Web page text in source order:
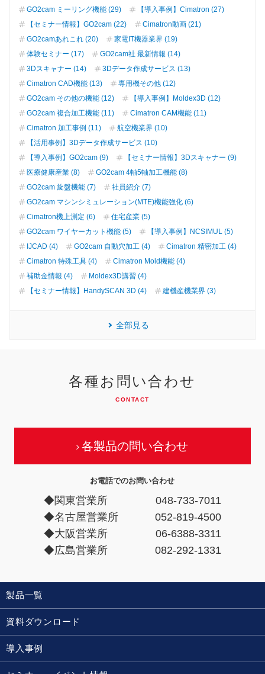
GO2cam ミーリング機能 (29)
【導入事例】Cimatron (27)
【セミナー情報】GO2cam (22)
Cimatron動画 (21)
GO2camあれこれ (20)
家電IT機器業界 (19)
体験セミナー (17)
GO2cam社 最新情報 (14)
3Dスキャナー (14)
3Dデータ作成サービス (13)
Cimatron CAD機能 (13)
専用機その他 (12)
GO2cam その他の機能 (12)
【導入事例】Moldex3D (12)
GO2cam 複合加工機能 (11)
Cimatron CAM機能 (11)
Cimatron 加工事例 (11)
航空機業界 (10)
【活用事例】3Dデータ作成サービス (10)
【導入事例】GO2cam (9)
【セミナー情報】3Dスキャナー (9)
医療健康産業 (8)
GO2cam 4軸5軸加工機能 (8)
GO2cam 旋盤機能 (7)
社員紹介 (7)
GO2cam マシンシミュレーション(MTE)機能強化 (6)
Cimatron機上測定 (6)
住宅産業 (5)
GO2cam ワイヤーカット機能 (5)
【導入事例】NCSIMUL (5)
IJCAD (4)
GO2cam 自動穴加工 (4)
Cimatron 精密加工 (4)
Cimatron 特殊工具 (4)
Cimatron Mold機能 (4)
補助金情報 (4)
Moldex3D講習 (4)
【セミナー情報】HandySCAN 3D (4)
建機産機業界 (3)
全部見る
各種お問い合わせ
CONTACT
各製品の問い合わせ
お電話でのお問い合わせ
◆関東営業所
048-733-7011
◆名古屋営業所
052-819-4500
◆大阪営業所
06-6388-3311
◆広島営業所
082-292-1331
製品一覧
資料ダウンロード
導入事例